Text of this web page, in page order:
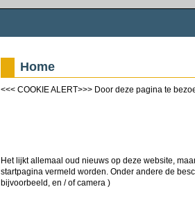
Home
<<< COOKIE ALERT>>> Door deze pagina te
Het lijkt allemaal oud nieuws op deze website,
startpagina vermeld worden. Onder andere de
bijvoorbeeld, en / of camera )